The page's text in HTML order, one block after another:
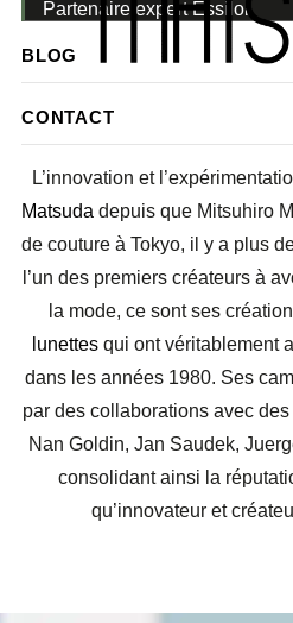
Partenaire expert Essilor
BLOG
CONTACT
L’innovation et
Matsuda depuis que Mitsuhiro
de couture à Tokyo, il y a plus
l’un des premiers créateurs à
la mode, ce sont ses
lunettesqui ont véritablement
dans les années 1980. Ses
par des collaborations avec
Nan Goldin, Jan Saudek,
consolidant ainsi la
qu’innovateur et